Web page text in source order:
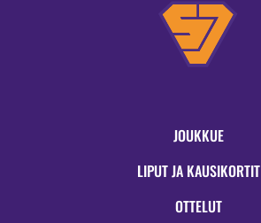
JOUKKUE
LIPUT JA KAUSIKORTIT
OTTELUT